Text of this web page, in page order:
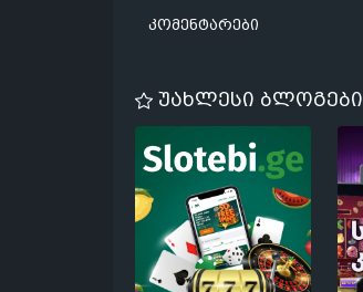
კომენტარები
უახლესი ბლოგები